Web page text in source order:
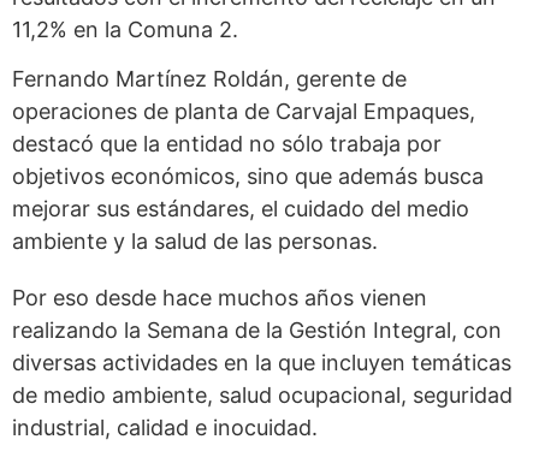
11,2% en la Comuna 2.
Fernando Martínez Roldán, gerente de
operaciones de planta de Carvajal Empaques,
destacó que la entidad no sólo trabaja por
objetivos económicos, sino que además busca
mejorar sus estándares, el cuidado del medio
ambiente y la salud de las personas.
Por eso desde hace muchos años vienen
realizando la Semana de la Gestión Integral, con
diversas actividades en la que incluyen temáticas
de medio ambiente, salud ocupacional, seguridad
industrial, calidad e inocuidad.